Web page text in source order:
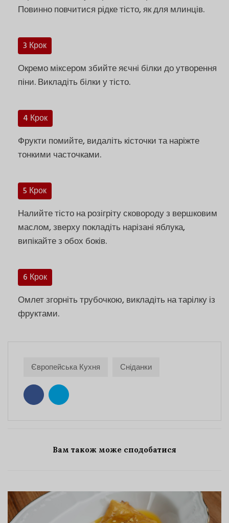
Повинно повчитися рідке тісто, як для млинців.
3 Крок
Окремо міксером збийте яєчні білки до утворення
піни. Викладіть білки у тісто.
4 Крок
Фрукти помийте, видаліть кісточки та наріжте
тонкими часточками.
5 Крок
Налийте тісто на розігріту сковороду з вершковим
маслом, зверху покладіть нарізані яблука,
випікайте з обох боків.
6 Крок
Омлет згорніть трубочкою, викладіть на тарілку із
фруктами.
Європейська Кухня Сніданки
Вам також може сподобатися